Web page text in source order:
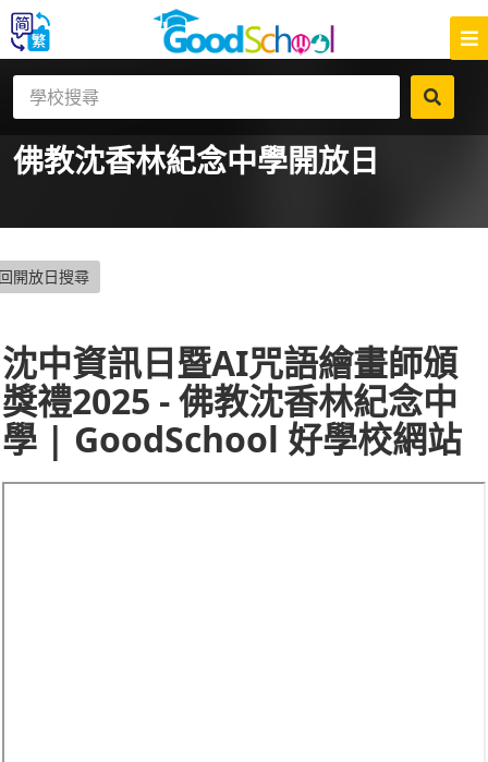
佛教沈香林紀念中學開放日
開放日搜尋
沈中資訊日暨AI咒語繪畫師頒
獎禮2025 - 佛教沈香林紀念中
學 | GoodSchool 好學校網站